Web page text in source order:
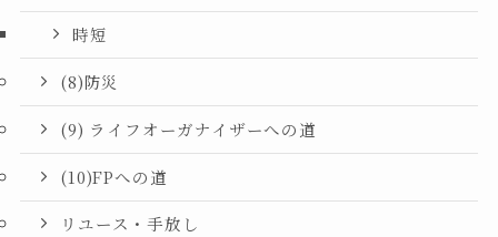
時短
(8)防災
(9) ライフオーガナイザーへの道
(10)FPへの道
リユース・手放し